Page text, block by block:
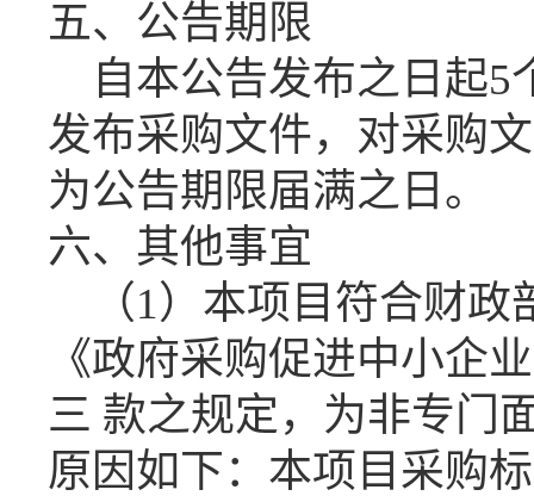
五、公告期限
自本公告发布之日起5
发布采购文件，对采购
为公告期限届满之日。
六、其他事宜
（1）本项目符合财政
《政府采购促进中小企
三 款之规定，为非专门
原因如下：本项目采购